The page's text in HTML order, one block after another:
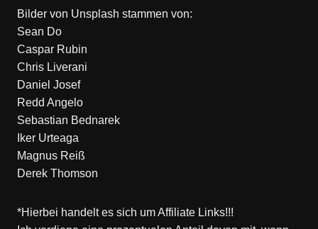
Bilder von Unsplash stammen von:
Sean Do
Caspar Rubin
Chris Liverani
Daniel Josef
Redd Angelo
Sebastian Bednarek
Iker Urteaga
Magnus Reiß
Derek Thomson
*Hierbei handelt es sich um Affiliate Links!!!